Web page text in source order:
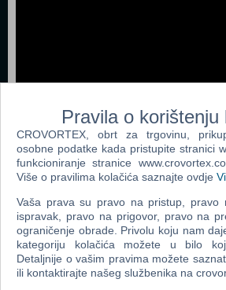
Popularno
void tRrLM();++ //Void Terrarium++ (N)
Edge of Eternity (N) (PS 5)
Demon's Souls (PS 5)
Tribes of Midgard (Deluxe Edition)
Pravila o korištenju
CROVORTEX, obrt za trgovinu,
osobne podatke kada pristupite stranici
funkcioniranje stranice
Više o pravilima kolačića saznajte ovdje
Vaša prava su pravo na pristup, pravo
ispravak, pravo na prigovor, pravo na
ograničenje obrade. Privolu koju nam
kategoriju kolačića možete u bilo
Detaljnije o vašim pravima možete
ili kontaktirajte našeg službenika na